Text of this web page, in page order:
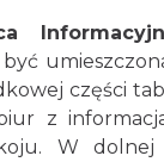
części
z
W dolnej